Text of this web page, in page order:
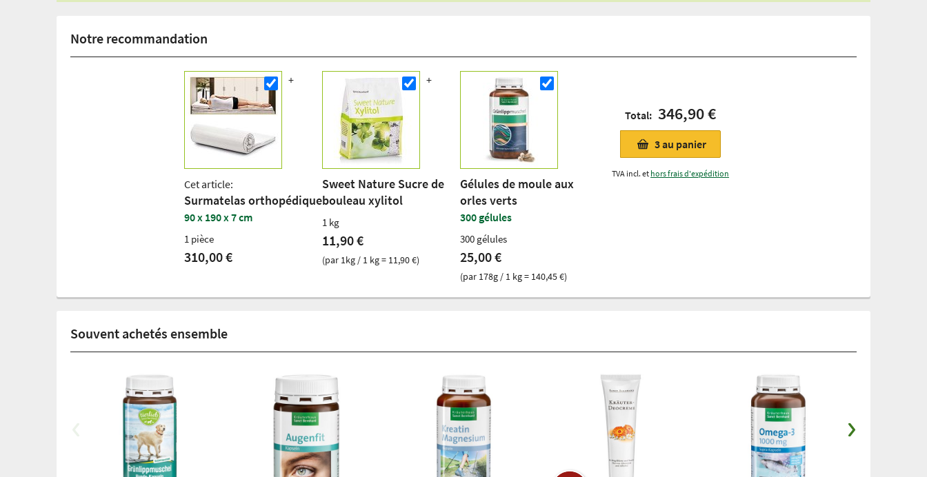
Notre recommandation
Cet article:
Surmatelas orthopédique
90 x 190 x 7 cm
1 pièce
310,00 €
Sweet Nature Sucre de
bouleau xylitol
1 kg
11,90 €
(par 1kg / 1 kg = 11,90 €)
Gélules de moule aux
orles verts
300 gélules
300 gélules
25,00 €
(par 178g / 1 kg = 140,45 €)
Total: 346,90 €
3au panier
TVA incl. et hors frais d'expédition
Souvent achetés ensemble